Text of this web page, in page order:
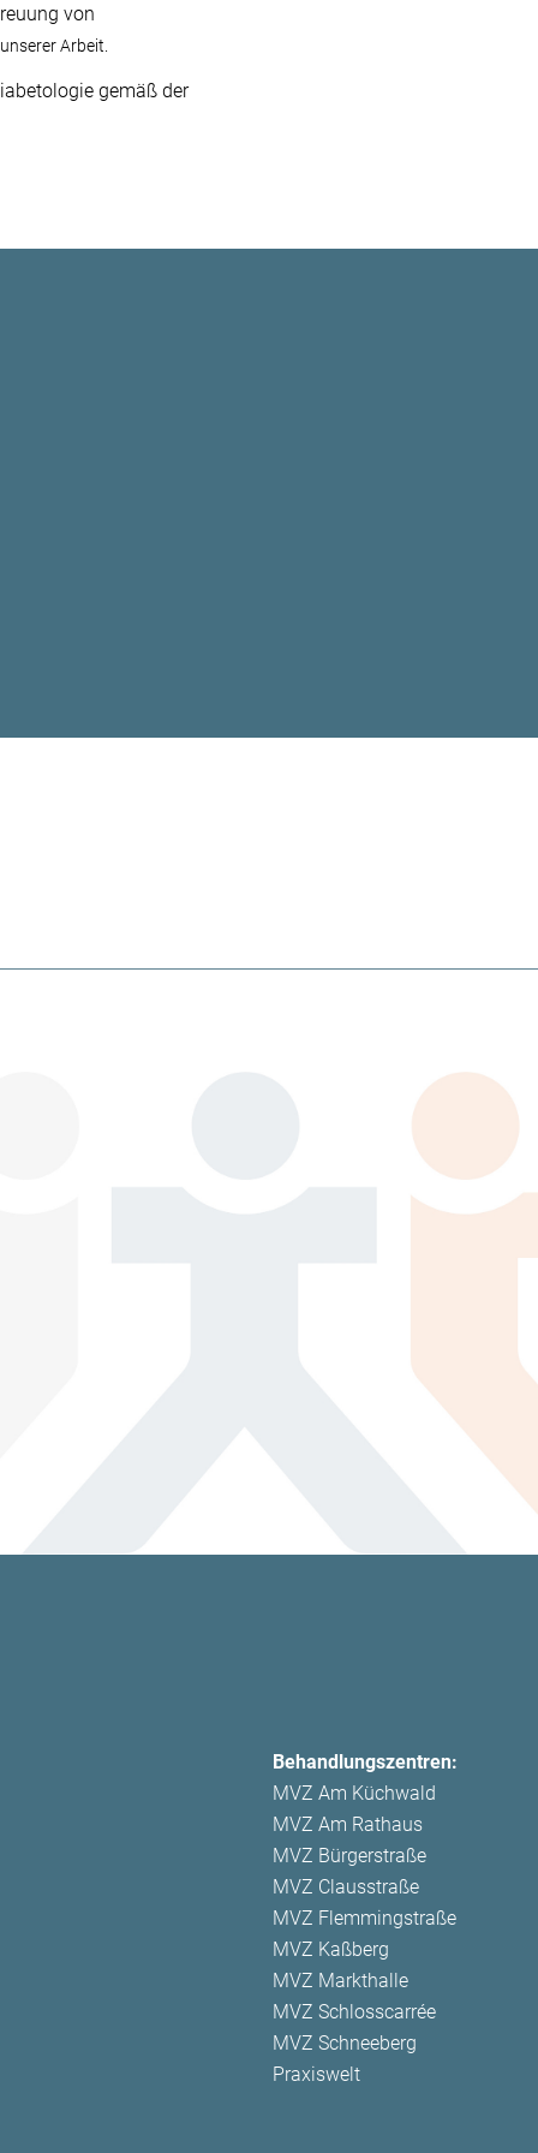
von
Arbeit.
gemäß der
Behandlungszentren:
MVZ Am Küchwald
MVZ Am Rathaus
MVZ Bürgerstraße
MVZ Clausstraße
MVZ Flemmingstraße
MVZ Kaßberg
MVZ Markthalle
MVZ Schlosscarrée
MVZ Schneeberg
Praxiswelt